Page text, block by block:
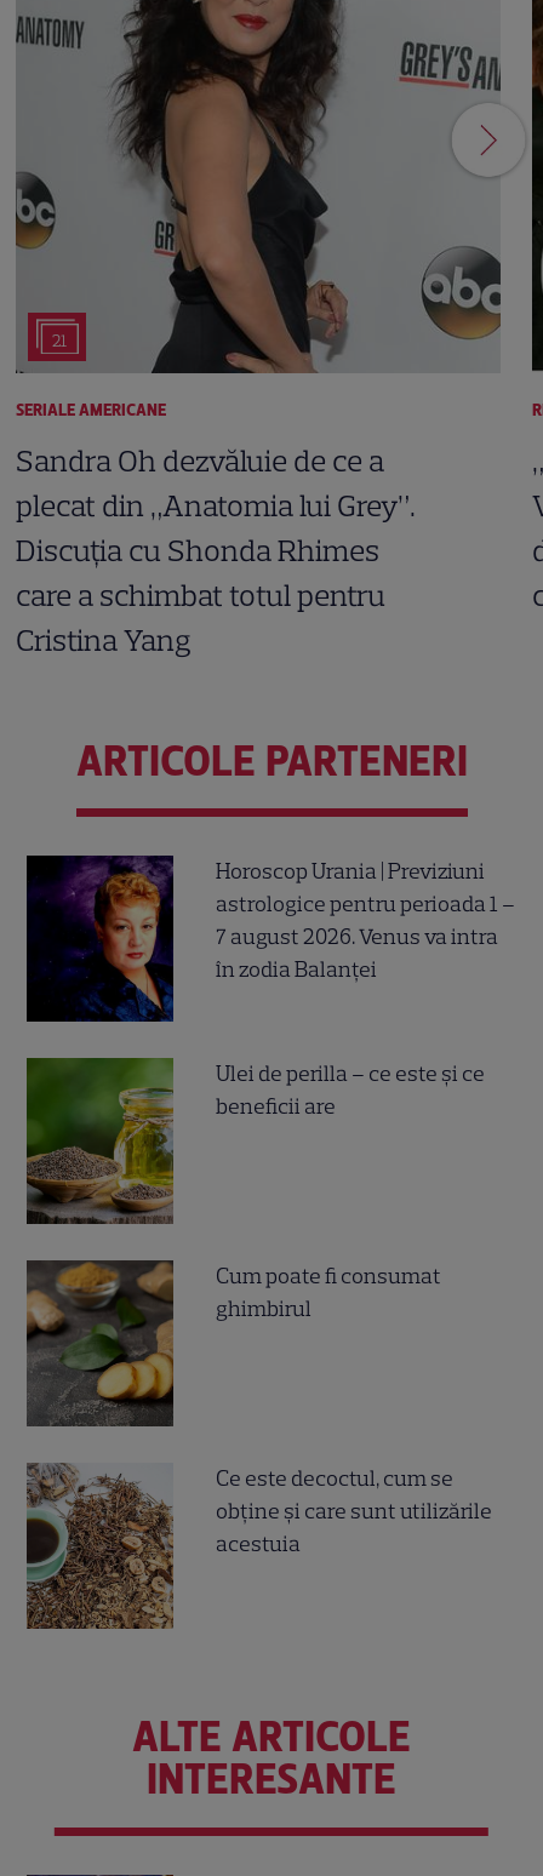
21
SERIALE AMERICANE
Sandra Oh dezvăluie de ce a
plecat din „Anatomia lui Grey”.
Discuția cu Shonda Rhimes
care a schimbat totul pentru
Cristina Yang
ARTICOLE PARTENERI
Horoscop Urania | Previziuni
astrologice pentru perioada 1 –
7 august 2026. Venus va intra
în zodia Balanței
Ulei de perilla – ce este și ce
beneficii are
Cum poate fi consumat
ghimbirul
Ce este decoctul, cum se
obţine şi care sunt utilizările
acestuia
ALTE ARTICOLE
INTERESANTE